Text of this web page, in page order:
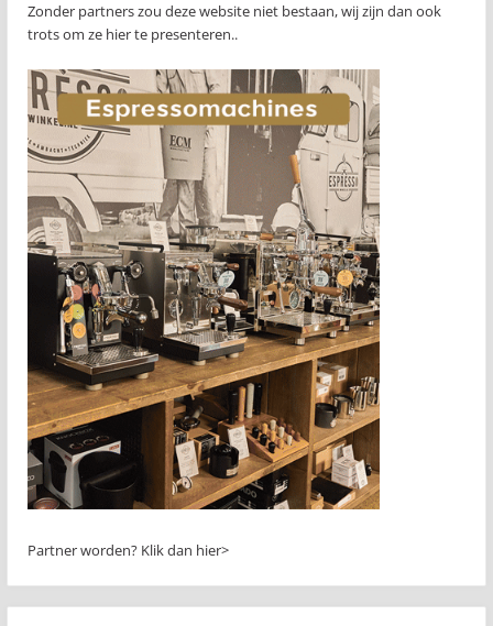
Zonder partners zou deze website niet bestaan, wij zijn dan ook
trots om ze hier te presenteren..
Partner worden? Klik dan hier>